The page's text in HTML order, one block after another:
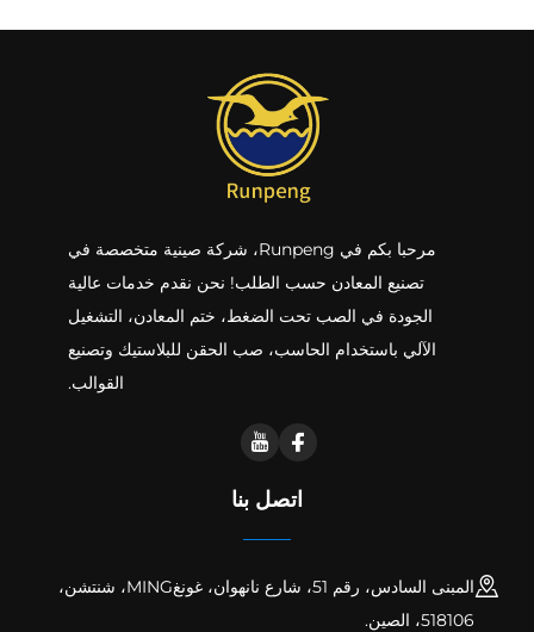
مرحبا بكم في Runpeng، شركة صينية متخصصة في
تصنيع المعادن حسب الطلب! نحن نقدم خدمات عالية
الجودة في الصب تحت الضغط، ختم المعادن، التشغيل
الآلي باستخدام الحاسب، صب الحقن للبلاستيك وتصنيع
القوالب.
اتصل بنا
المبنى السادس، رقم 51، شارع نانهوان، غونغMING، شنتشن،
518106، الصين.